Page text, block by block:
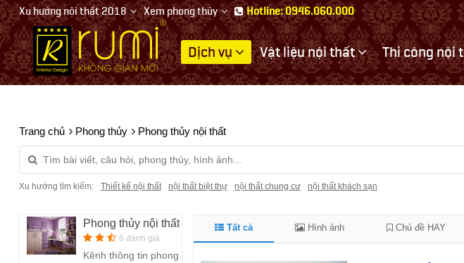
Xu hướng nội thất 2018 Xem phong thủy Hotline: 0946.060.000
Thiết
Dịch vụ Vật liệu nội thất Thi công nội
Trang chủ Phong thủy Phong thủy nội thất
Xu hướng tìm kiếm: Thiết kế nội thất nội thất biệt thự nội thất chung cư nội thất khách sạn
Phong thủy nội thất
6 đánh giá
Kênh thông tin phong
Tất cả Hình ảnh Chủ đề HAY